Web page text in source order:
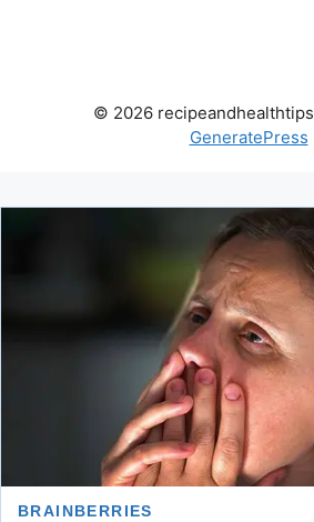
© 2026 recipeandhealthtips
GeneratePress